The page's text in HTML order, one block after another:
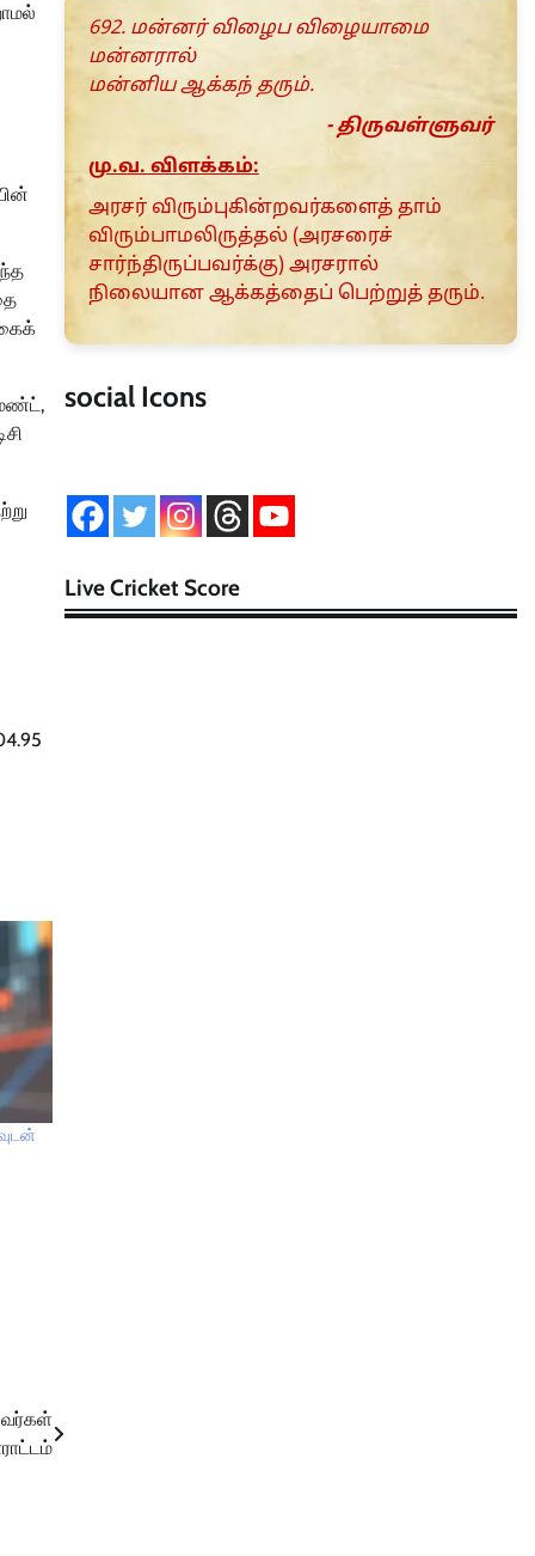
692. மன்னர் விழைப விழையாமை
மன்னரால்
மன்னிய ஆக்கந் தரும்.
- திருவள்ளுவர்
மு.வ. விளக்கம்:
அரசர் விரும்புகின்றவர்களைத் தாம்
விரும்பாமலிருத்தல் (அரசரைச்
சார்ந்திருப்பவர்க்கு) அரசரால்
நிலையான ஆக்கத்தைப் பெற்றுத் தரும்.
social Icons
Live Cricket Score